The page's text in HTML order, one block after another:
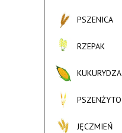
PSZENICA
RZEPAK
KUKURYDZA
PSZENŻYTO
JĘCZMIEŃ